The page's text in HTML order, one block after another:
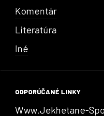
Komentár
Literatúra
Iné
ODPORÚČANÉ LINKY
Www.jekhetane-